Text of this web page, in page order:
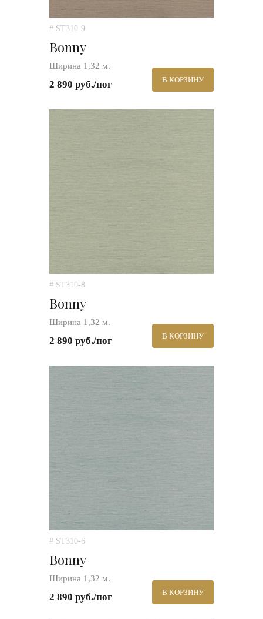
# ST310-9
Bonny
Ширина 1,32 м.
2 890 руб./пог В КОРЗИНУ
# ST310-8
Bonny
Ширина 1,32 м.
2 890 руб./пог В КОРЗИНУ
# ST310-6
Bonny
Ширина 1,32 м.
2 890 руб./пог В КОРЗИНУ